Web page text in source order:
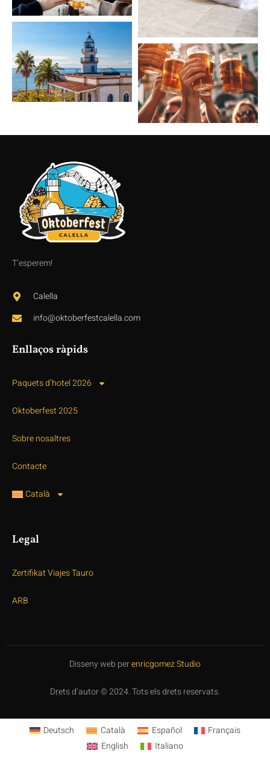
T’esperem!
Calella
info@oktoberfestcalella.com
Enllaços ràpids
Paquets d’hotel 2026
Oktoberfest 2025
Sobre nosaltres
Contacte
Català
Legal
Zertifikat Viajes Tauro
ARB
Disseny web perenricgomez Studio
Drets d’autor © 2024. Tots els drets reservats.
Deutsch Català Español
Français
English
Italiano